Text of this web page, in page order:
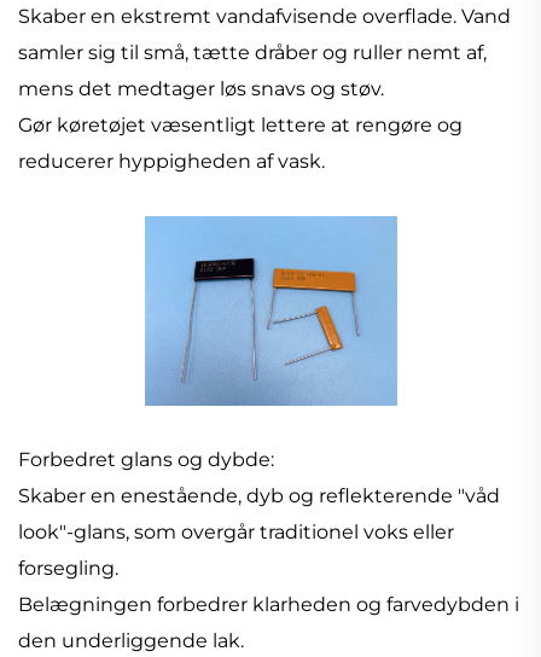
Skaber en ekstremt vandafvisende overflade. Vand
samler sig til små, tætte dråber og ruller nemt af,
mens det medtager løs snavs og støv.
Gør køretøjet væsentligt lettere at rengøre og
reducerer hyppigheden af vask.
Forbedret glans og dybde:
Skaber en enestående, dyb og reflekterende "våd
look"-glans, som overgår traditionel voks eller
forsegling.
Belægningen forbedrer klarheden og farvedybden i
den underliggende lak.